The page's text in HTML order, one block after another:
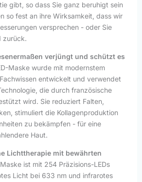
gibt, so dass Sie ganz beruhigt sein
so fest an ihre Wirksamkeit, dass wir
versprechen - oder Sie
zurück.
verjüngt und schützt es
Maske wurde mit modernstem
entwickelt und verwendet
die durch französische
wird. Sie reduziert Falten,
stimuliert die Kollagenproduktion
zu bekämpfen - für eine
Haut.
Lichttherapie mit bewährten
ist mit 254 Präzisions-LEDs
Licht bei 633 nm und infrarotes